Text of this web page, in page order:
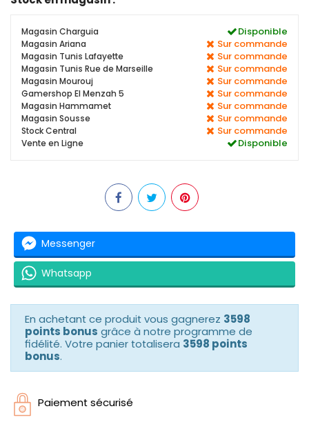
Magasin Charguia Disponible
Magasin Ariana Sur commande
Magasin Tunis Lafayette Sur commande
Magasin Tunis Rue de Marseille Sur commande
Magasin Mourouj Sur commande
Gamershop El Menzah 5 Sur commande
Magasin Hammamet Sur commande
Magasin Sousse Sur commande
Stock Central Sur commande
Vente en Ligne Disponible
Messenger
Whatsapp
En achetant ce produit vous gagnerez 3598
points bonus grâce à notre programme de
fidélité. Votre panier totalisera 3598 points
bonus.
Paiement sécurisé